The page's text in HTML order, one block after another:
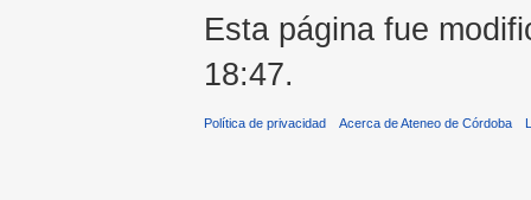
Esta página fue
18:47.
Política de privacidad Acerca de Ateneo de Córdoba